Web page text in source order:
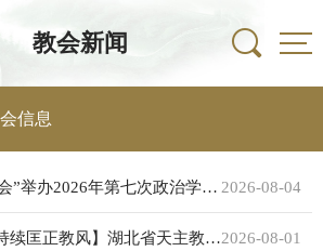
教会新闻
信息
2026-08-04
第七次政治学习会暨天主教礼仪中国化培训班
2026-08-01
北省天主教界：坚持全面从严治教 推进天主教中国化